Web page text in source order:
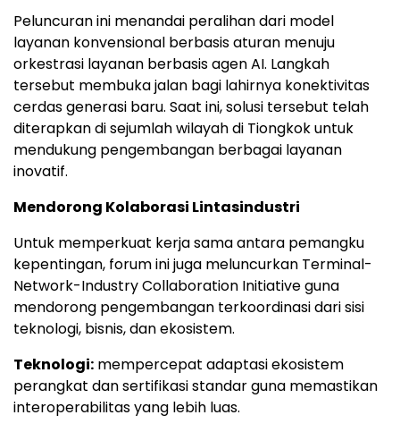
Peluncuran ini menandai peralihan dari model
layanan konvensional berbasis aturan menuju
orkestrasi layanan berbasis agen AI. Langkah
tersebut membuka jalan bagi lahirnya konektivitas
cerdas generasi baru. Saat ini, solusi tersebut telah
diterapkan di sejumlah wilayah di Tiongkok untuk
mendukung pengembangan berbagai layanan
inovatif.
Mendorong Kolaborasi Lintasindustri
Untuk memperkuat kerja sama antara pemangku
kepentingan, forum ini juga meluncurkan Terminal-
Network-Industry Collaboration Initiative guna
mendorong pengembangan terkoordinasi dari sisi
teknologi, bisnis, dan ekosistem.
Teknologi: mempercepat adaptasi ekosistem
perangkat dan sertifikasi standar guna memastikan
interoperabilitas yang lebih luas.